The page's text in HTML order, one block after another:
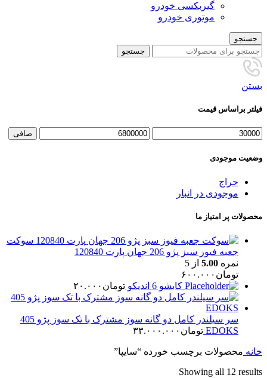
گیربکسی خودرو
موتوری خودرو
جستجو
جستجو
بستن
فیلتر براساس قیمت
حداقل
حداكثر
صافی
وضعیت موجودی
حراج
موجودی در انبار
محصولات پر امتیاز ما
سوکت
جعبه فیوز سبز پژو 206 جهان پارت 120840
نمره 5.00 از 5
تومان ۶۰۰.۰۰۰
کابشو 6 اندیکو
تومان ۲۰.۰۰۰
سر سیلندر کامل دو گانه سوز مشترک با تک سوز پژو 405
EDOKS تومان ۳۳.۰۰۰.۰۰۰
خانه محصولات برچسب خورده “سایپا”
Showing all 12 results